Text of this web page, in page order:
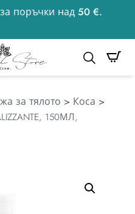
поръчки над 50 €.
€
за тялото > Коса >
150МЛ,